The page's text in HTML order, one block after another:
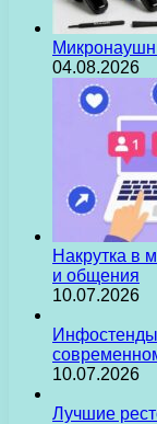
04.08.2026
Накрутка в
и общения
10.07.2026
10.07.2026
Лучшие